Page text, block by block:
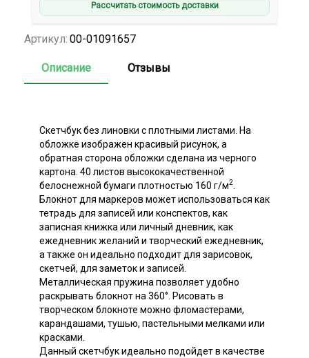
Рассчитать стоимость доставки
Артикул: 00-01091657
Описание Отзывы
Скетчбук без линовки с плотными листами. На
обложке изображен красивый рисунок, а
обратная сторона обложки сделана из черного
картона. 40 листов высококачественной
белоснежной бумаги плотностью 160 г/м2
Блокнот для маркеров может использоваться как
тетрадь для записей или конспектов, как
записная книжка или личный дневник, как
ежедневник желаний и творческий ежедневник,
а также он идеально подходит для зарисовок,
скетчей, для заметок и записей.
Металлическая пружина позволяет удобно
раскрывать блокнот на 360°. Рисовать в
творческом блокноте можно фломастерами,
карандашами, тушью, пастельными мелками или
красками.
Данный скетчбук идеально подойдет в качестве